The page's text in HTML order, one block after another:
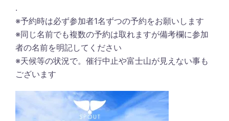
.
※予約時は必ず参加者1名ずつの予約をお願いします
※同じ名前でも複数の予約は取れますが備考欄に参加
者の名前を明記してください
※天候等の状況で。催行中止や富士山が見えない事も
ございます